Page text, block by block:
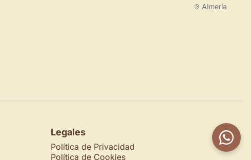
Almería
Legales
Política de Privacidad
Política de Cookies